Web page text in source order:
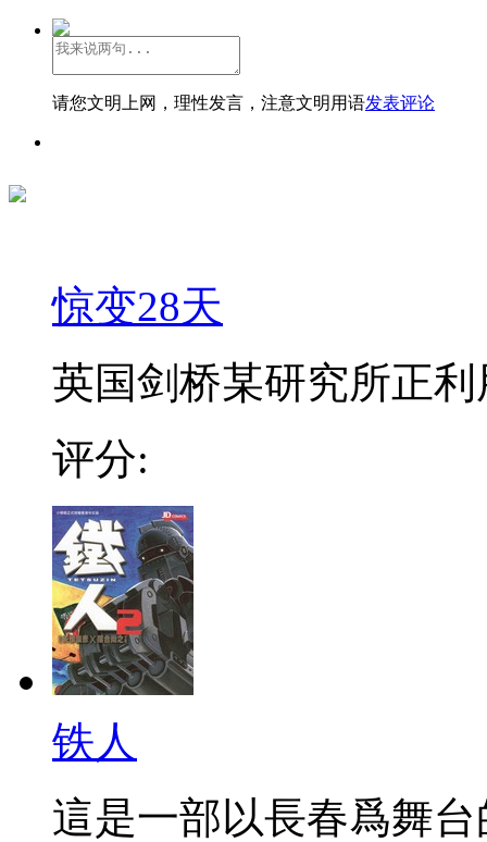
请您文明上网，理性发言，注意文明用语发表评论
惊变28天
英国剑桥某研究所正
评分:
铁人
這是一部以長春爲舞